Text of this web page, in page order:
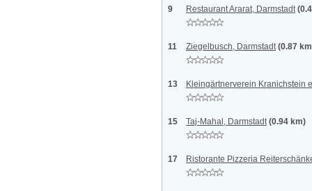
9 Restaurant Ararat, Darmstadt
11 Ziegelbusch, Darmstadt (0.87
13 Kleingärtnerverein Kranichstein
15 Taj-Mahal, Darmstadt (0.94 km)
17 Ristorante Pizzeria